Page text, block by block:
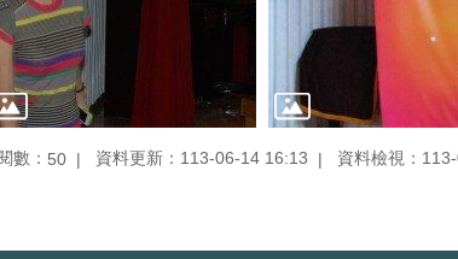
數： 50 資料更新：113-06-14 16:13 資料檢視：